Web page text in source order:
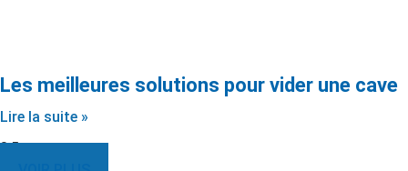
Les meilleures solutions pour vider une cave
Lire la suite »